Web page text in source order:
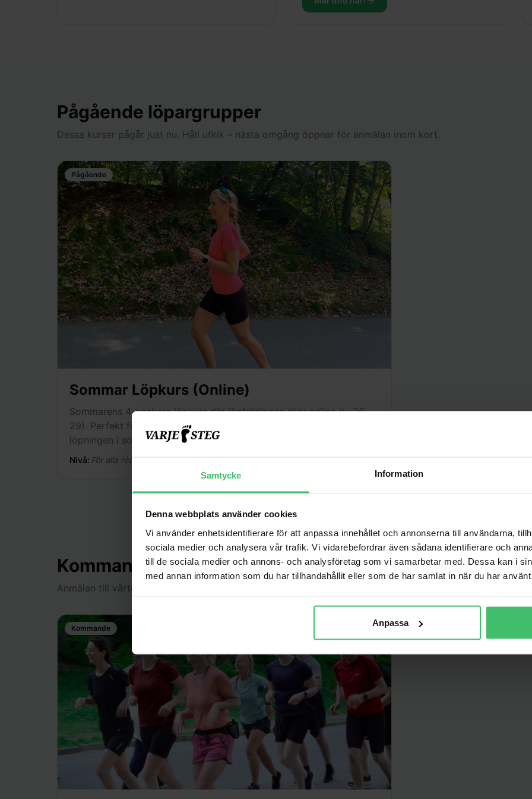
Samtycke Information
Denna webbplats använder cookies
Vi använder enhetsidentifierare för att anpassa innehållet och annonserna till användarna,
sociala medier och analysera vår trafik. Vi vidarebefordrar även sådana identifierare och
till de sociala medier och annons- och analysföretag som vi samarbetar med. Dessa kan i
med annan information som du har tillhandahållit eller som de har samlat in när du har
Anpassa
Pågående löpargrupper
Dessa kurser pågår just nu. Håll utkik – nästa omgång öppnar för anmälan inom kort.
Pågående
Sommar Löpkurs (Online)
Sommarens 4-veckors löpkurs där löpträningen sker online (v. 26–
29). Perfekt för dig som vill hålla igång eller komma igång med
löpningen i sommar.
Nivå: För alla nivåer: från nybörjare till erfaren löpare.
Kommande löpargrupper
Anmälan till vårterminens löpargrupper öppnar senare.
Kommande